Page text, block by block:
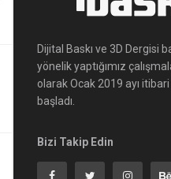
Dijital Baskı ve 3D Dergisi
yönelik yaptığımız
olarak Ocak 2019 ayı itibari
başladı.
Bizi Takip Edin